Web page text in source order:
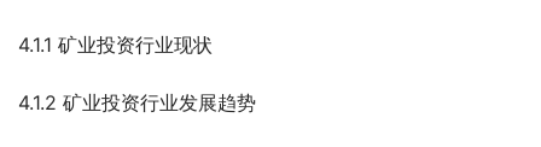
4.1.1 矿业投资行业现状
4.1.2 矿业投资行业发展趋势